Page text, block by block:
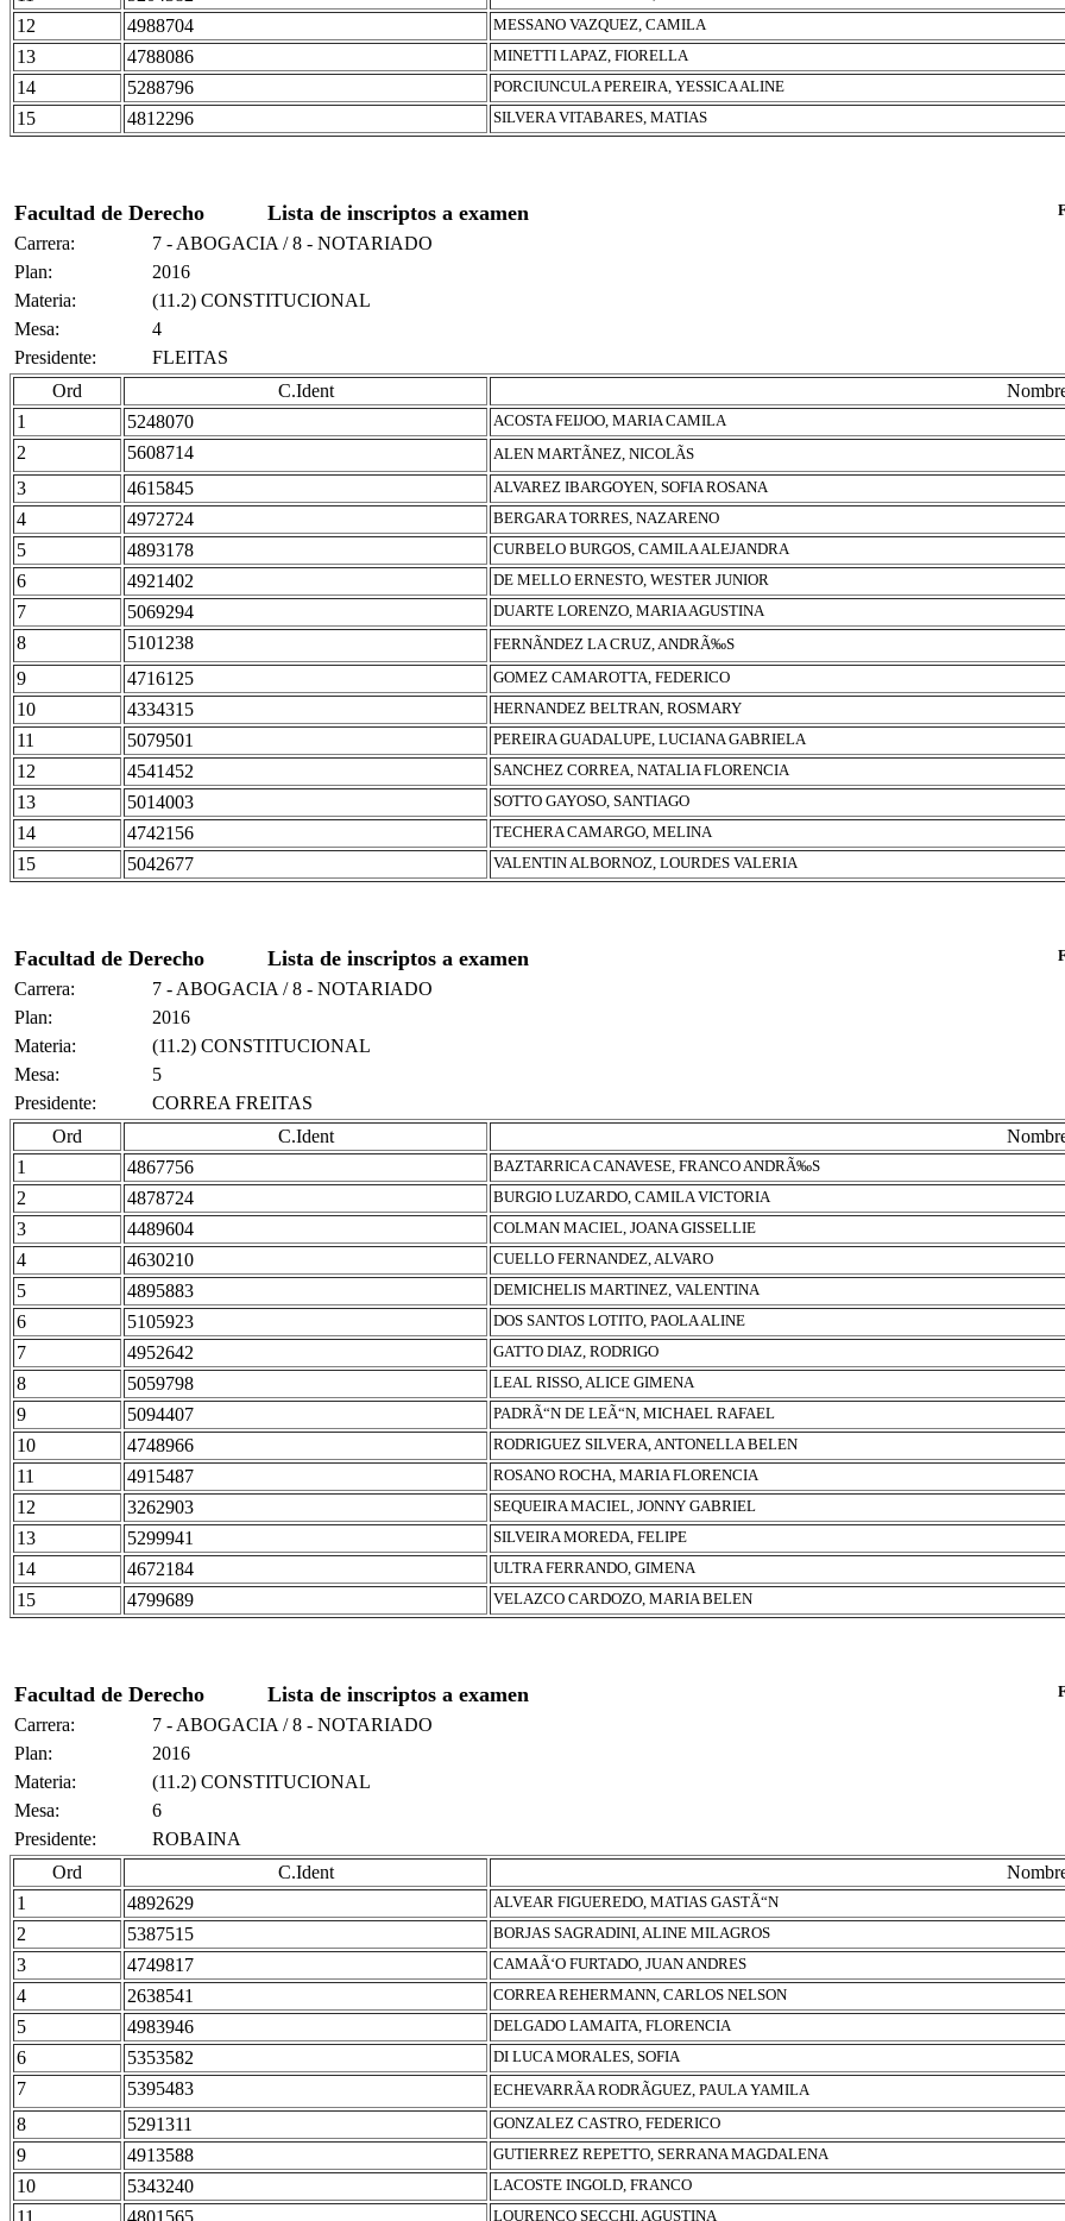
12 4988704 MESSANO VAZQUEZ, CAMILA
13 4788086 MINETTI LAPAZ, FIORELLA
14 5288796 PORCIUNCULA PEREIRA, YESSICA ALINE
15 4812296 SILVERA VITABARES, MATIAS
Facultad de Derecho Lista de inscriptos a examen
Carrera:
7 - ABOGACIA / 8 - NOTARIADO
Plan:
2016
Materia:
(11.2) CONSTITUCIONAL
Mesa:
4
Presidente:
FLEITAS
Ord
C.Ident
1
5248070 ACOSTA FEIJOO, MARIA CAMILA
2 5608714 ALEN MARTÃNEZ, NICOLÃS
3 4615845 ALVAREZ IBARGOYEN, SOFIA ROSANA
4 4972724 BERGARA TORRES, NAZARENO
5 4893178 CURBELO BURGOS, CAMILA ALEJANDRA
6 4921402 DE MELLO ERNESTO, WESTER JUNIOR
7 5069294 DUARTE LORENZO, MARIA AGUSTINA
8 5101238 FERNÃNDEZ LA CRUZ, ANDRÃ‰S
9 4716125 GOMEZ CAMAROTTA, FEDERICO
10 4334315 HERNANDEZ BELTRAN, ROSMARY
11 5079501 PEREIRA GUADALUPE, LUCIANA GABRIELA
12 4541452 SANCHEZ CORREA, NATALIA FLORENCIA
13 5014003 SOTTO GAYOSO, SANTIAGO
14 4742156 TECHERA CAMARGO, MELINA
15 5042677 VALENTIN ALBORNOZ, LOURDES VALERIA
Facultad de Derecho Lista de inscriptos a examen
Carrera:
7 - ABOGACIA / 8 - NOTARIADO
Plan:
2016
Materia:
(11.2) CONSTITUCIONAL
Mesa:
5
Presidente:
CORREA FREITAS
Ord
C.Ident
1
4867756 BAZTARRICA CANAVESE, FRANCO ANDRÃ‰S
2 4878724 BURGIO LUZARDO, CAMILA VICTORIA
3 4489604 COLMAN MACIEL, JOANA GISSELLIE
4 4630210 CUELLO FERNANDEZ, ALVARO
5 4895883 DEMICHELIS MARTINEZ, VALENTINA
6 5105923 DOS SANTOS LOTITO, PAOLA ALINE
7 4952642 GATTO DIAZ, RODRIGO
8 5059798 LEAL RISSO, ALICE GIMENA
9 5094407 PADRÃ“N DE LEÃ“N, MICHAEL RAFAEL
10 4748966 RODRIGUEZ SILVERA, ANTONELLA BELEN
11 4915487 ROSANO ROCHA, MARIA FLORENCIA
12 3262903 SEQUEIRA MACIEL, JONNY GABRIEL
13 5299941 SILVEIRA MOREDA, FELIPE
14 4672184 ULTRA FERRANDO, GIMENA
15 4799689 VELAZCO CARDOZO, MARIA BELEN
Facultad de Derecho Lista de inscriptos a examen
Carrera:
7 - ABOGACIA / 8 - NOTARIADO
Plan:
2016
Materia:
(11.2) CONSTITUCIONAL
Mesa:
6
Presidente:
ROBAINA
Ord
C.Ident
1
4892629 ALVEAR FIGUEREDO, MATIAS GASTÃ“N
2 5387515 BORJAS SAGRADINI, ALINE MILAGROS
3 4749817 CAMAÃ‘O FURTADO, JUAN ANDRES
4 2638541 CORREA REHERMANN, CARLOS NELSON
5 4983946 DELGADO LAMAITA, FLORENCIA
6 5353582 DI LUCA MORALES, SOFIA
7 5395483 ECHEVARRÃA RODRÃGUEZ, PAULA YAMILA
8 5291311 GONZALEZ CASTRO, FEDERICO
9 4913588 GUTIERREZ REPETTO, SERRANA MAGDALENA
10 5343240 LACOSTE INGOLD, FRANCO
11 4801565 LOURENCO SECCHI, AGUSTINA